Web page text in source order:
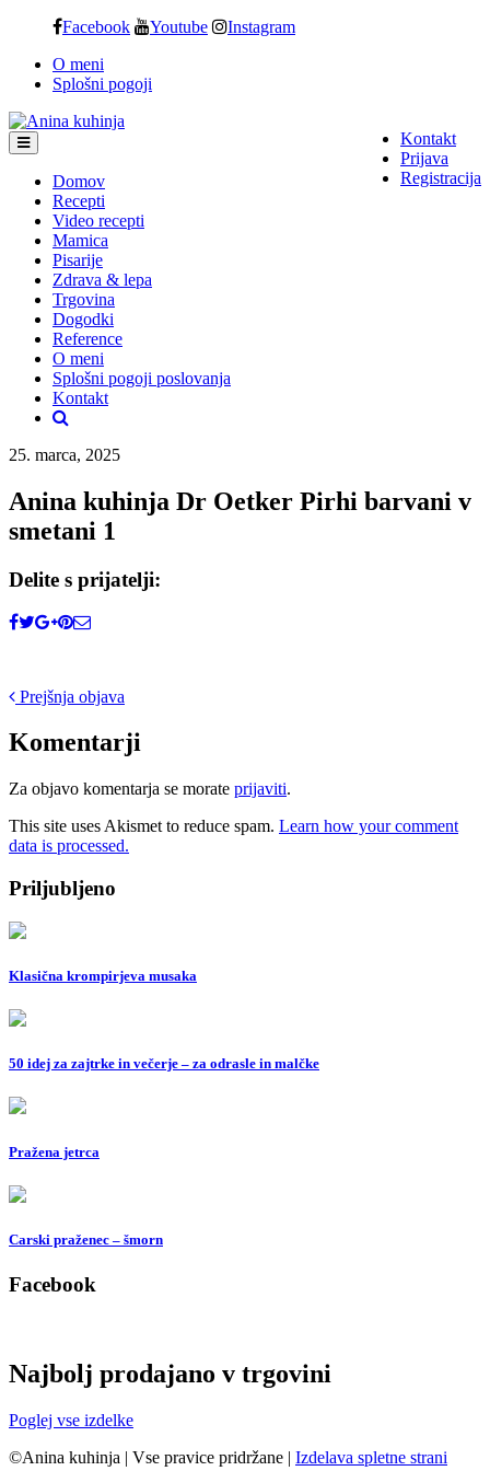
content
Facebook Youtube Instagram
O meni
Splošni pogoji
Kontakt
Prijava
Registracija
Domov
Recepti
Video recepti
Mamica
Pisarije
Zdrava & lepa
Trgovina
Dogodki
Reference
O meni
Splošni pogoji poslovanja
Kontakt
25. marca, 2025
Anina kuhinja Dr Oetker Pirhi barvani v
smetani 1
Delite s prijatelji:
Post
navigation
Prejšnja objava
Komentarji
Za objavo komentarja se morate prijaviti.
This site uses Akismet to reduce spam. Learn how your comment
data is processed.
Priljubljeno
Klasična krompirjeva musaka
50 idej za zajtrke in večerje – za odrasle in malčke
Pražena jetrca
Carski praženec – šmorn
Facebook
Najbolj prodajano v trgovini
Poglej vse izdelke
©Anina kuhinja | Vse pravice pridržane | Izdelava spletne strani